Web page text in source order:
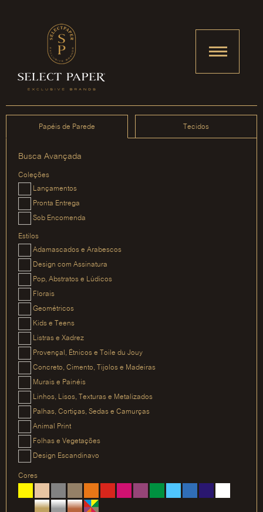
Papéis de Parede Tecidos
Busca Avançada
Coleções
Lançamentos
Pronta Entrega
Sob Encomenda
Estilos
Adamascados e Arabescos
Design com Assinatura
Pop, Abstratos e Lúdicos
Florais
Geométricos
Kids e Teens
Listras e Xadrez
Provençal, Étnicos e Toile du Jouy
Concreto, Cimento, Tijolos e Madeiras
Murais e Painéis
Linhos, Lisos, Texturas e Metalizados
Palhas, Cortiças, Sedas e Camurças
Animal Print
Folhas e Vegetações
Design Escandinavo
Cores